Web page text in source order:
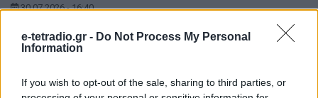
e-tetradio.gr - Do Not Process My Personal
Information
If you wish to opt-out of the sale, sharing to third parties, or
30.07.2026 - 16:40
Ο Στάθης Τσαγκαρουσιάνος για την Lifo τα χρόνια
του ΣΥΡΙΖΑ